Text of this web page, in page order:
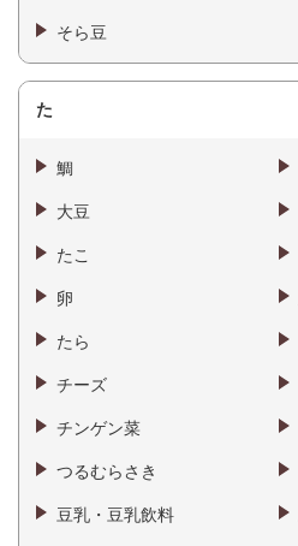
そら豆
た
鯛
大豆
たこ
卵
たら
チーズ
チンゲン菜
つるむらさき
豆乳・豆乳飲料